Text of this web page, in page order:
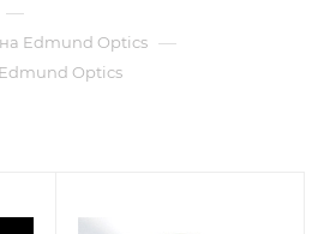
—
Edmund Optics —
Optics